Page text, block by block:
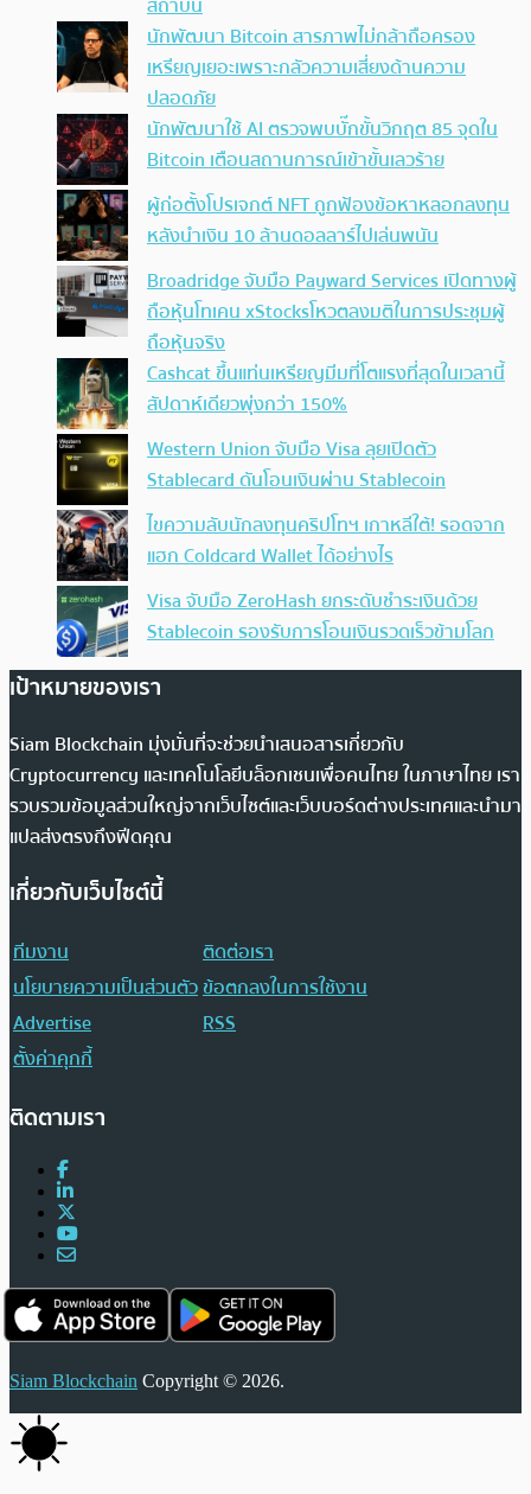
สถาบัน
นักพัฒนา Bitcoin สารภาพไม่กล้าถือครอง
เหรียญเยอะเพราะกลัวความเสี่ยงด้านความ
ปลอดภัย
นักพัฒนาใช้ AI ตรวจพบบั๊กขั้นวิกฤต 85 จุดใน
Bitcoin เตือนสถานการณ์เข้าขั้นเลวร้าย
ผู้ก่อตั้งโปรเจกต์ NFT ถูกฟ้องข้อหาหลอกลงทุน
หลังนำเงิน 10 ล้านดอลลาร์ไปเล่นพนัน
Broadridge จับมือ Payward Services เปิดทางผู้
ถือหุ้นโทเคน xStocksโหวตลงมติในการประชุมผู้
ถือหุ้นจริง
Cashcat ขึ้นแท่นเหรียญมีมที่โตแรงที่สุดในเวลานี้
สัปดาห์เดียวพุ่งกว่า 150%
Western Union จับมือ Visa ลุยเปิดตัว
Stablecard ดันโอนเงินผ่าน Stablecoin
ไขความลับนักลงทุนคริปโทฯ เกาหลีใต้! รอดจาก
แฮก Coldcard Wallet ได้อย่างไร
Visa จับมือ ZeroHash ยกระดับชำระเงินด้วย
Stablecoin รองรับการโอนเงินรวดเร็วข้ามโลก
เป้าหมายของเรา
Siam Blockchain มุ่งมั่นที่จะช่วยนำเสนอสารเกี่ยวกับ
Cryptocurrency และเทคโนโลยีบล็อกเชนเพื่อคนไทย ในภาษาไทย เรา
รวบรวมข้อมูลส่วนใหญ่จากเว็บไซต์และเว็บบอร์ดต่างประเทศและนำมา
แปลส่งตรงถึงฟีดคุณ
เกี่ยวกับเว็บไซต์นี้
ทีมงาน
ติดต่อเรา
นโยบายความเป็นส่วนตัวข้อตกลงในการใช้งาน
Advertise
RSS
ตั้งค่าคุกกี้
ติดตามเรา
Siam Blockchain Copyright © 2026.